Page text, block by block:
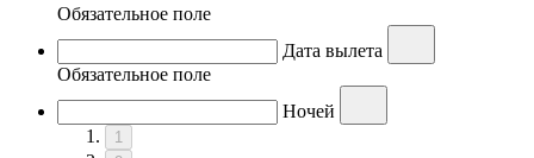
Обязательное поле
Дата вылета
Обязательное поле
Ночей
1